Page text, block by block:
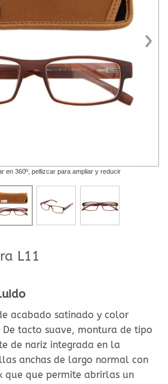
en 360º, pellizcar para ampliar y reducir
L11
acabado satinado y color
tacto suave, montura de tipo
de nariz integrada en la
anchas de largo normal con
que que permite abrirlas un